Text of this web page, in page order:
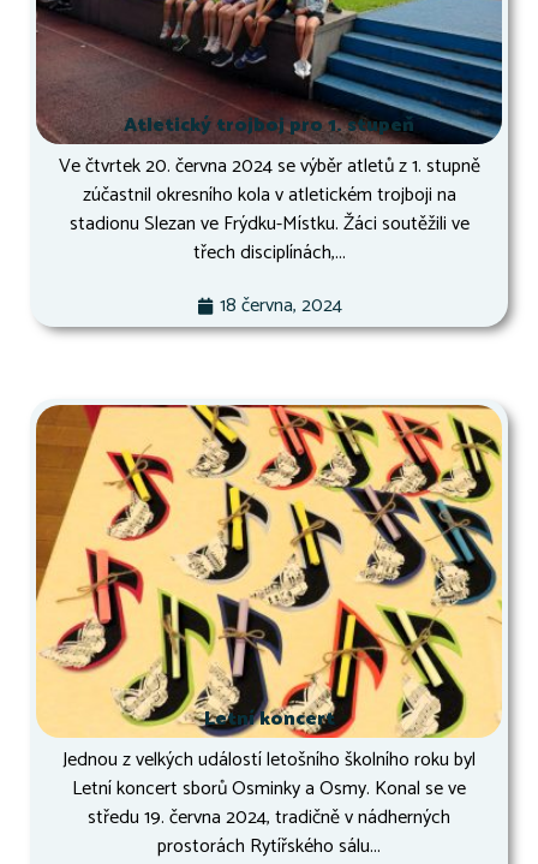
Atletický trojboj pro 1. stupeň
Ve čtvrtek 20. června 2024 se výběr atletů z 1. stupně
zúčastnil okresního kola v atletickém trojboji na
stadionu Slezan ve Frýdku-Místku. Žáci soutěžili ve
třech disciplínách,...
18 června, 2024
Letní koncert
Jednou z velkých událostí letošního školního roku byl
Letní koncert sborů Osminky a Osmy. Konal se ve
středu 19. června 2024, tradičně v nádherných
prostorách Rytířského sálu...